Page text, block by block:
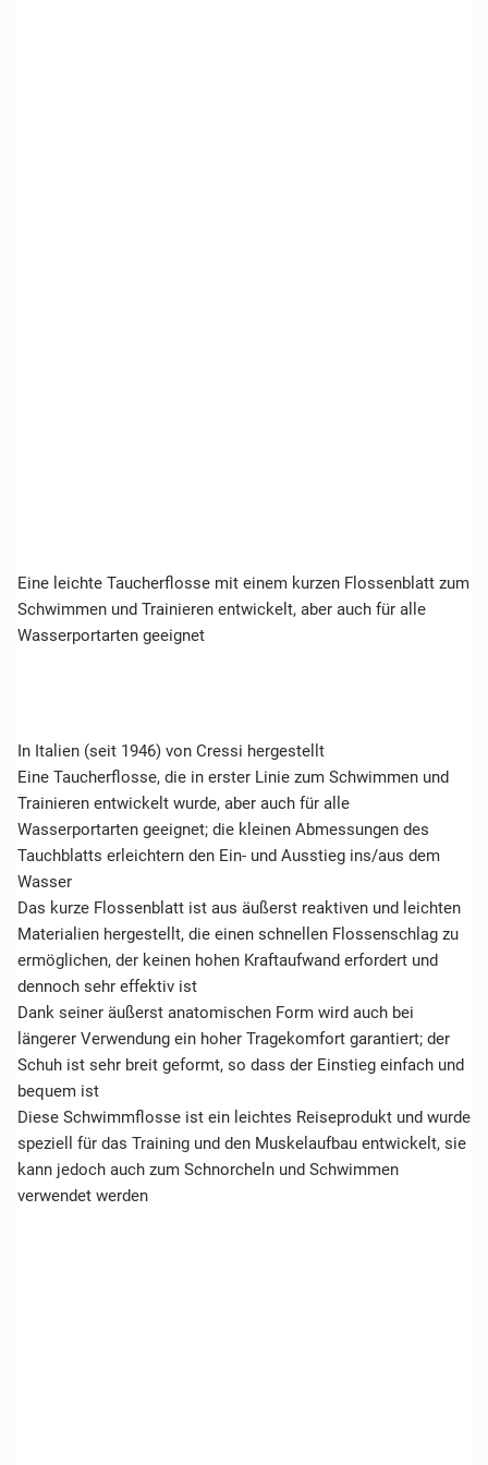
Eine leichte Taucherflosse mit einem kurzen Flossenblatt zum
Schwimmen und Trainieren entwickelt, aber auch für alle
Wasserportarten geeignet
In Italien (seit 1946) von Cressi hergestellt
Eine Taucherflosse, die in erster Linie zum Schwimmen und
Trainieren entwickelt wurde, aber auch für alle
Wasserportarten geeignet; die kleinen Abmessungen des
Tauchblatts erleichtern den Ein- und Ausstieg ins/aus dem
Wasser
Das kurze Flossenblatt ist aus äußerst reaktiven und leichten
Materialien hergestellt, die einen schnellen Flossenschlag zu
ermöglichen, der keinen hohen Kraftaufwand erfordert und
dennoch sehr effektiv ist
Dank seiner äußerst anatomischen Form wird auch bei
längerer Verwendung ein hoher Tragekomfort garantiert; der
Schuh ist sehr breit geformt, so dass der Einstieg einfach und
bequem ist
Diese Schwimmflosse ist ein leichtes Reiseprodukt und wurde
speziell für das Training und den Muskelaufbau entwickelt, sie
kann jedoch auch zum Schnorcheln und Schwimmen
verwendet werden